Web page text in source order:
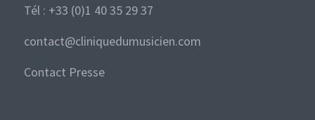
Tél : +33 (0)1 40 35 29 37
contact@cliniquedumusicien.com
Contact Presse